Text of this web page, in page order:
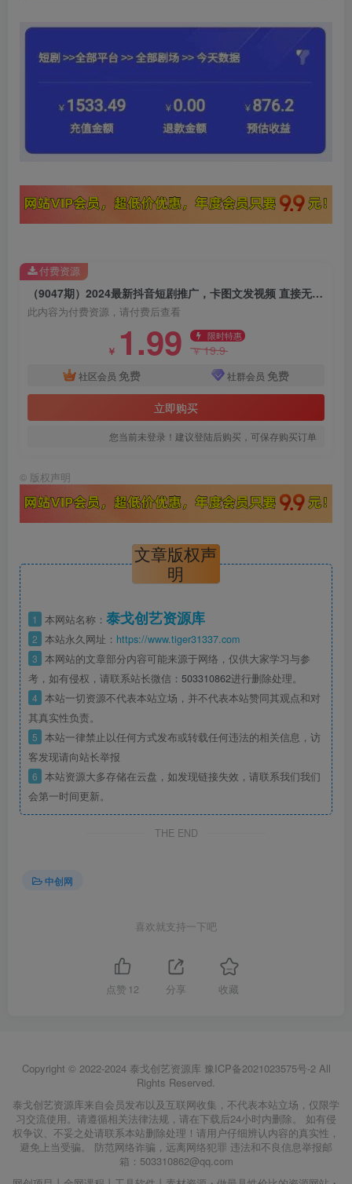
（9047期）2024最新抖音短剧推广，卡图文发视频 直接无脑搬 百分百不违规 轻松月入1W+
此内容为付费资源，请付费后查看
￥ 1.99 限时特惠
￥19.9
社区会员 免费 社群会员 免费
立即购买
您当前未登录！建议登陆后购买，可保存购买订单
付费资源
© 版权声明
文章版权声
明
1 本网站名称： 泰戈创艺资源库
2 本站永久网址： https://www.tiger31337.com
3 本网站的文章部分内容可能来源于网络，仅供大家学习与参
考，如有侵权，请联系站长微信： 503310862进行删除处理。
4 本站一切资源不代表本站立场，并不代表本站赞同其观点和对
其真实性负责。
5 本站一律禁止以任何方式发布或转载任何违法的相关信息，访
客发现请向站长举报
6 本站资源大多存储在云盘，如发现链接失效，请联系我们我们
会第一时间更新。
THE END
中创网
喜欢就支持一下吧
点赞 12 分享 收藏
Copyright © 2022-2024 泰戈创艺资源库 豫ICP备2021023575号-2All
Rights Reserved.
泰戈创艺资源库来自会员发布以及互联网收集，不代表本站立场，仅限学
习交流使用。请遵循相关法律法规，请在下载后24小时内删除。 如有侵
权争议、不妥之处请联系本站删除处理！请用户仔细辨认内容的真实性，
避免上当受骗。 防范网络诈骗，远离网络犯罪 违法和不良信息举报邮
箱：503310862@qq.com